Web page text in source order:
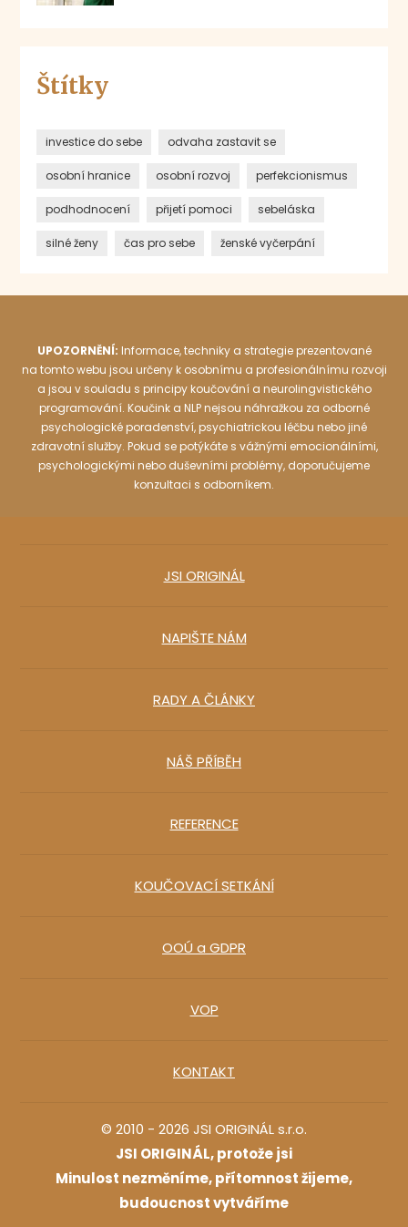
Štítky
investice do sebe odvaha zastavit se
osobní hranice osobní rozvoj perfekcionismus
podhodnocení přijetí pomoci sebeláska
silné ženy čas pro sebe ženské vyčerpání
UPOZORNĚNÍ: Informace, techniky a strategie prezentované
na tomto webu jsou určeny k osobnímu a profesionálnímu rozvoji
a jsou v souladu s principy koučování a neurolingvistického
programování. Koučink a NLP nejsou náhražkou za odborné
psychologické poradenství, psychiatrickou léčbu nebo jiné
zdravotní služby. Pokud se potýkáte s vážnými emocionálními,
psychologickými nebo duševními problémy, doporučujeme
konzultaci s odborníkem.
JSI ORIGINÁL
NAPIŠTE NÁM
RADY A ČLÁNKY
NÁŠ PŘÍBĚH
REFERENCE
KOUČOVACÍ SETKÁNÍ
OOÚ a GDPR
VOP
KONTAKT
© 2010 - 2026 JSI ORIGINÁL s.r.o.
JSI ORIGINÁL, protože jsi
Minulost nezměníme, přítomnost žijeme,
budoucnost vytváříme